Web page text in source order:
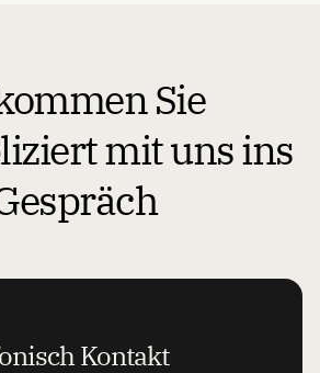
Hochdruck-Aktion – einfach
Sie
mit uns ins
Kontakt